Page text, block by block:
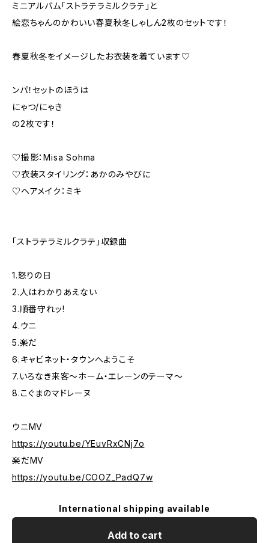
ミニアルバム「ストラテラミルクラテ」と
絵恋ちゃんのかわいい春夏秋冬しゃしん2枚のセットです！
春夏秋冬をイメージしたお衣装を着ています♡
ンパ！セットのほうは
にゃつ/にゃき
の2枚です！
♡撮影：Misa Sohma
♡衣装スタイリング：あかのみやびに
♡ヘアメイク：ミキ
「ストラテラミルクラテ」収録曲
1.怒りの日
2.人はわかりあえない
3.順番守れッ!
4.ウニ
5.楽だ
6.キャビネット・タウンへようこそ
7.いろなき来客～ホーム・エレーンのテーマ～
8.こぐまのマドレーヌ
ウニMV
https://youtu.be/YEuvRxCNj7o
楽だMV
https://youtu.be/COOZ_PadQ7w
International shipping available
Add to cart